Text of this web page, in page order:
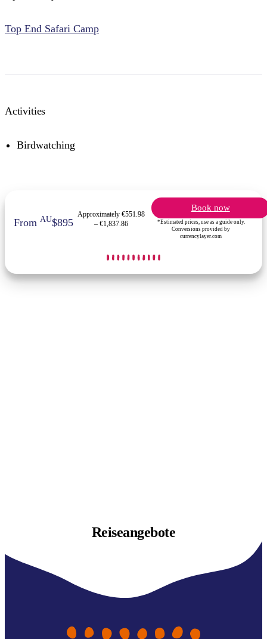
Top End Safari Camp
Activities
Birdwatching
FromAU$895
Approximately €551.98
– €1,837.86
Book now
*Estimated prices, use as a guide only.
Conversions provided by
currencylayer.com
Reiseangebote